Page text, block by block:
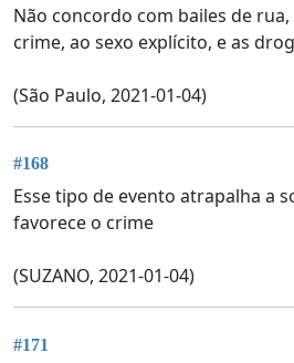
Não concordo com bailes de
crime, ao sexo explícito, e as
(São Paulo, 2021-01-04)
#168
Esse tipo de evento atrapalha a
favorece o crime
(SUZANO, 2021-01-04)
#171